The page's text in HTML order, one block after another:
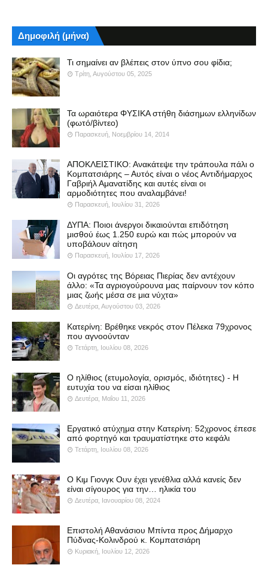
Δημοφιλή (μήνα)
Τι σημαίνει αν βλέπεις στον ύπνο σου φίδια;
Τρίτη, Αυγούστου 05, 2025
Τα ωραιότερα ΦΥΣΙΚΑ στήθη διάσημων ελληνίδων
(φωτό/βίντεο)
Παρασκευή, Νοεμβρίου 14, 2014
ΑΠΟΚΛΕΙΣΤΙΚΟ: Ανακάτεψε την τράπουλα πάλι ο
Κομπατσιάρης – Αυτός είναι ο νέος Αντιδήμαρχος
Γαβριήλ Αμανατίδης και αυτές είναι οι
αρμοδιότητες που αναλαμβάνει!
Παρασκευή, Ιουλίου 31, 2026
ΔΥΠΑ: Ποιοι άνεργοι δικαιούνται επιδότηση
μισθού έως 1.250 ευρώ και πώς μπορούν να
υποβάλουν αίτηση
Παρασκευή, Ιουλίου 17, 2026
Οι αγρότες της Βόρειας Πιερίας δεν αντέχουν
άλλο: «Τα αγριογούρουνα μας παίρνουν τον κόπο
μιας ζωής μέσα σε μια νύχτα»
Δευτέρα, Αυγούστου 03, 2026
Κατερίνη: Βρέθηκε νεκρός στον Πέλεκα 79χρονος
που αγνοούνταν
Τετάρτη, Ιουλίου 08, 2026
Ο ηλίθιος (ετυμολογία, ορισμός, ιδιότητες) - Η
ευτυχία του να είσαι ηλίθιος
Δευτέρα, Μαΐου 11, 2026
Εργατικό ατύχημα στην Κατερίνη: 52χρονος έπεσε
από φορτηγό και τραυματίστηκε στο κεφάλι
Τετάρτη, Ιουλίου 08, 2026
Ο Κιμ Γιονγκ Ουν έχει γενέθλια αλλά κανείς δεν
είναι σίγουρος για την… ηλικία του
Δευτέρα, Ιανουαρίου 08, 2024
Επιστολή Αθανάσιου Μπίντα προς Δήμαρχο
Πύδνας-Κολινδρού κ. Κομπατσιάρη
Κυριακή, Ιουλίου 12, 2026